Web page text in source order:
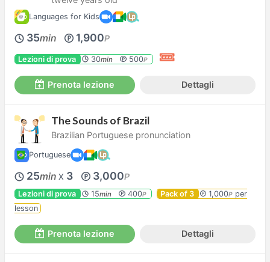
Languages for Kids
35min 1,900P
Lezioni di prova 30min 500P
Prenota lezione Dettagli
The Sounds of Brazil
Brazilian Portuguese pronunciation
Portuguese
25min X 3 3,000P
Lezioni di prova 15min 400P Pack of 3 1,000Pper
lesson
Prenota lezione Dettagli